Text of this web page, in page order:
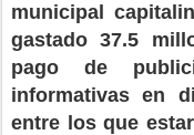
municipal
gastado 37.5
pago de
informativas en
entre los que